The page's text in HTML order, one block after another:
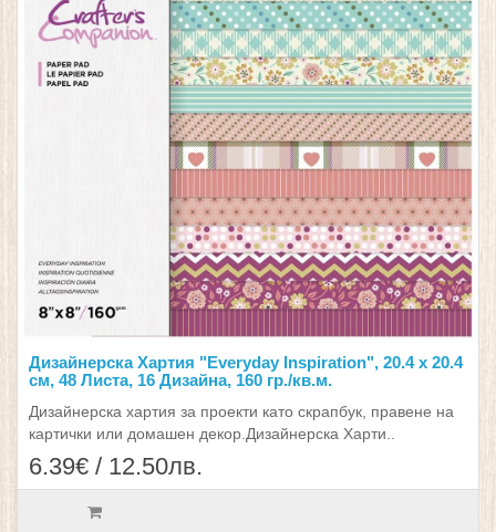
Дизайнерска Хартия "Everyday Inspiration", 20.4 х 20.4
см, 48 Листа, 16 Дизайна, 160 гр./кв.м.
Дизайнерска хартия за проекти като скрапбук, правене на
картички или домашен декор.Дизайнерска Харти..
6.39€ / 12.50лв.